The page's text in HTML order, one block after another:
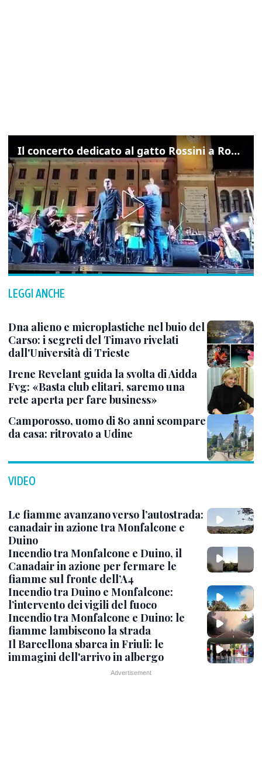
Il concerto dedicato al gatto Rossini a Rovigo: ecco un estratto
LEGGI ANCHE
Dna alieno e microplastiche nel buio del
Carso: i segreti del Timavo rivelati
dall'Università di Trieste
Irene Revelant guida la svolta di Aidda
Fvg: «Basta club elitari, saremo una
rete aperta per fare business»
Camporosso, uomo di 80 anni scompare
da casa: ritrovato a Udine
VIDEO
Le fiamme avanzano verso l’autostrada:
canadair in azione tra Monfalcone e
Duino
Incendio tra Monfalcone e Duino, il
Canadair in azione per fermare le
fiamme sul fronte dell’A4
Incendio tra Duino e Monfalcone:
l’intervento dei vigili del fuoco
Incendio tra Monfalcone e Duino: le
fiamme lambiscono la strada
Il Barcellona sbarca in Friuli: le
immagini dell'arrivo in albergo